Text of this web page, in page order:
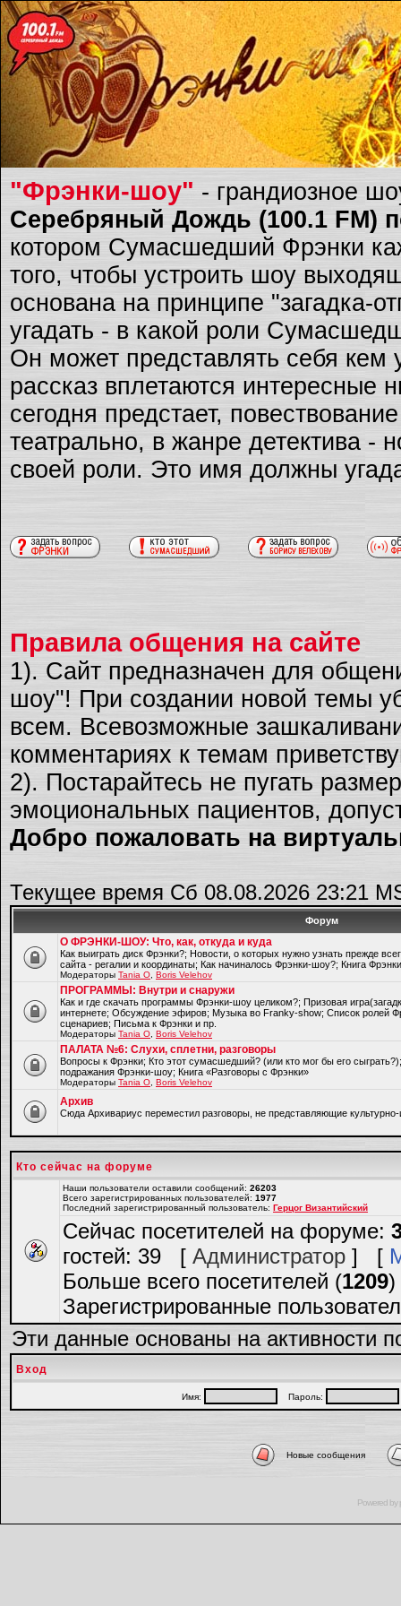
"Фрэнки-шоу" - грандиозное
Серебряный Дождь (100.1 FM)
котором Сумасшедший Фрэнки
того, чтобы устроить шоу
основана на принципе "загадка-
угадать - в какой роли
Он может представлять себя
рассказ вплетаются интересные
сегодня предстает,
театрально, в жанре детектива -
своей роли. Это имя должны
Правила общения на сайте
1). Сайт предназначен для
шоу"! При создании новой темы
всем. Всевозможные
комментариях к темам
2). Постарайтесь не пугать
эмоциональных пациентов,
Добро пожаловать на
Текущее время Сб 08.08.2026 23:21
Форум
О ФРЭНКИ-ШОУ: Что, как, откуда и куда
Как выиграть диск Фрэнки?; Новости, о которых нужно узнать прежде
сайта - регалии и координаты; Как начиналось Фрэнки-шоу?; Книга
Модераторы Tania O Boris Velehov
ПРОГРАММЫ: Внутри и снаружи
Как и где скачать программы Фрэнки-шоу целиком?; Призовая
интернете; Обсуждение эфиров; Музыка во Franky-show; Список ролей
сценариев; Письма к Фрэнки и пр.
Модераторы Tania O Boris Velehov
ПАЛАТА №6: Слухи, сплетни, разговоры
Вопросы к Фрэнки; Кто этот сумасшедший? (или кто мог бы его
подражания Фрэнки-шоу; Книга «Разговоры с Фрэнки»
Модераторы Tania O Boris Velehov
Архив
Cюда Архивариус переместил разговоры, не представляющие культурно-
Кто сейчас на форуме
Наши пользователи оставили сообщений: 26203
Всего зарегистрированных пользователей: 1977
Последний зарегистрированный пользователь: Герцог Византийский
Сейчас посетителей на форуме:
гостей: 39 [ Администратор ] [
Больше всего посетителей (1209)
Зарегистрированные
Эти данные основаны на активности
Вход
Имя: Пароль:
Новые сообщения
Powered by